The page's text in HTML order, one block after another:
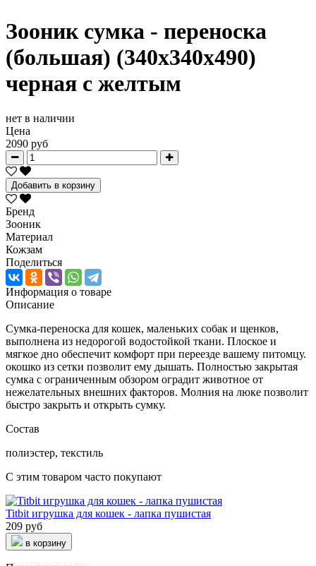
Зооник сумка - переноска
(большая) (340х340х490)
черная с желтым
нет в наличии
Цена
2090 руб
Добавить в корзину
Бренд
Зооник
Материал
Кожзам
Поделиться
Информация о товаре
Описание
Сумка-переноска для кошек, маленьких собак и щенков,
выполнена из недорогой водостойкой ткани. Плоское и
мягкое дно обеспечит комфорт при переезде вашему питомцу.
окошко из сетки позволит ему дышать. Полностью закрытая
сумка с ограниченным обзором оградит животное от
нежелательных внешних факторов. Молния на люке позволит
быстро закрыть и открыть сумку.
Состав
полиэстер, текстиль
С этим товаром часто покупают
Titbit игрушка для кошек - лапка пушистая
209 руб
в корзину